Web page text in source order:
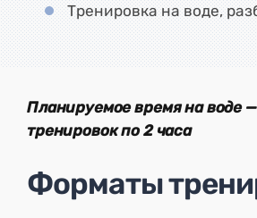
Тренировка на воде,
Планируемое время на воде
тренировок по 2 часа
Форматы